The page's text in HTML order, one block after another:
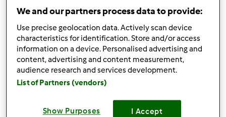
i czekamy na Twoje przepisy
Pozdrawiam, Ela
Góra strony
We and our partners process data to provide:
Use precise geolocation data. Actively scan device
characteristics for identification. Store and/or access
information on a device. Personalised advertising and
content, advertising and content measurement,
audience research and services development.
List of Partners (vendors)
Show Purposes I Accept